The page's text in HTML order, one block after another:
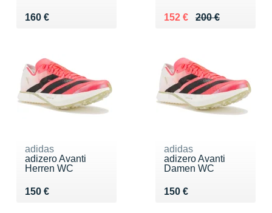
160 €
Vendu 160 € 200 €
Au lieu de 200 €
152 €
Vendu 152 €
adidas
adizero Avanti
Herren WC
150 €
Vendu 150 €
adidas
adizero Avanti
Damen WC
150 €
Vendu 150 €